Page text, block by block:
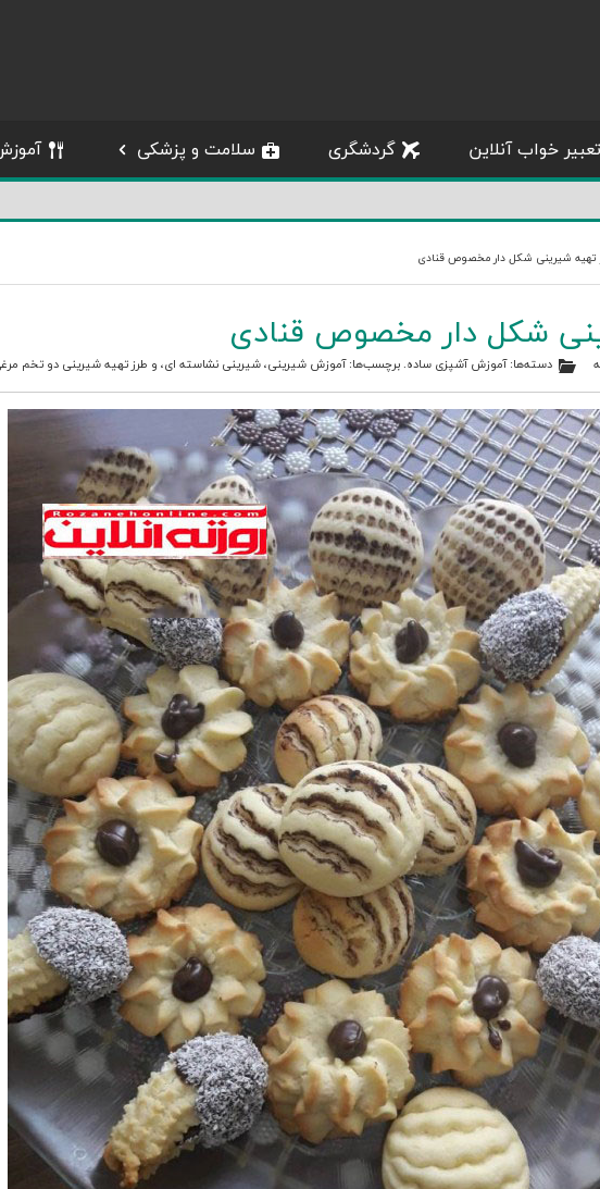
تعبیر خواب آنلاین گردشگری سلامت و پزشکی
تهیه شیرینی شکل دار مخصوص قنادی
شکل دار مخصوص قنادی
دسته‌ها:آموزش آشپزی ساده. برچسب‌ها:آموزش شیرینی،شیرینی نشاسته ای، و طرز تهیه شیرینی دو تخم